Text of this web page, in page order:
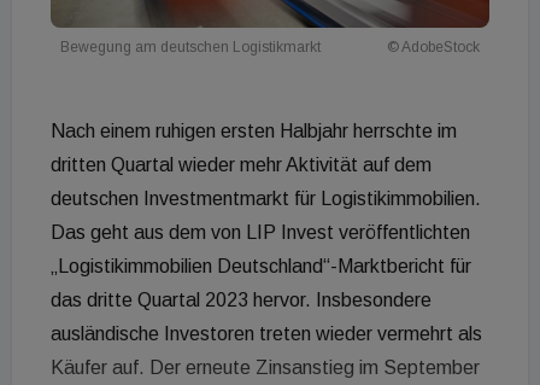
Bewegung am deutschen Logistikmarkt © AdobeStock
Nach einem ruhigen ersten Halbjahr herrschte im
dritten Quartal wieder mehr Aktivität auf dem
deutschen Investmentmarkt für Logistikimmobilien.
Das geht aus dem von LIP Invest veröffentlichten
„Logistikimmobilien Deutschland“-Marktbericht für
das dritte Quartal 2023 hervor. Insbesondere
ausländische Investoren treten wieder vermehrt als
Käufer auf. Der erneute Zinsanstieg im September